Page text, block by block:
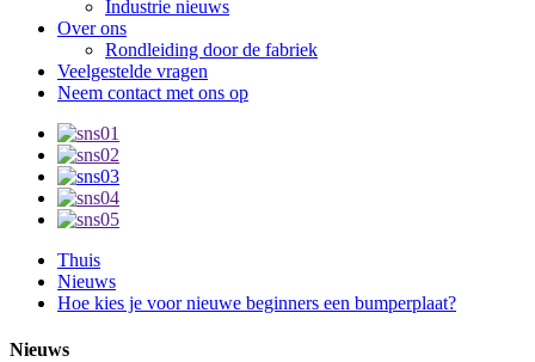
Industrie nieuws
Over ons
Rondleiding door de fabriek
Veelgestelde vragen
Neem contact met ons op
Thuis
Nieuws
Hoe kies je voor nieuwe beginners een bumperplaat?
Nieuws